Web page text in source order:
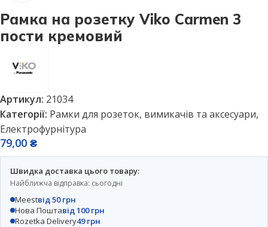
Рамка на розетку Viko Carmen 3
пости кремовий
Артикул: 21034
Категорії: Рамки для розеток, вимикачів та аксесуари,
Електрофурнітура
79,00 ₴
Швидка доставка цього товару:
Найближча відправка: сьогодні
Meestвід 50 грн
Нова Поштавід 100 грн
Rozetka Delivery49 грн